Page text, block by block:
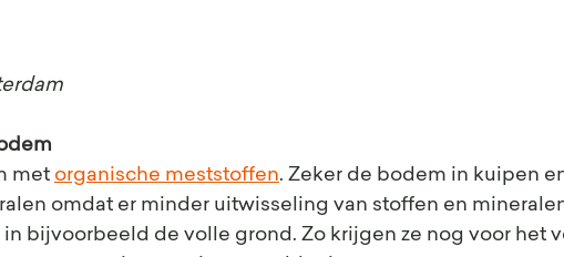
met organische meststoffen. Zeker de bodem in kuipen
omdat er minder uitwisseling van stoffen en
bijvoorbeeld de volle grond. Zo krijgen ze nog voor het